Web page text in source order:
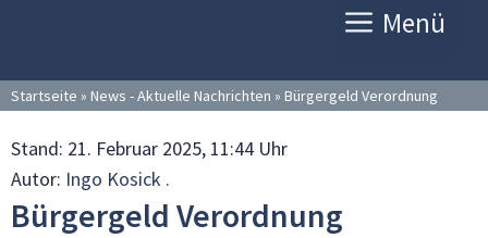
Menü
Startseite » News - Aktuelle Nachrichten » Bürgergeld Verordnung
Stand: 21. Februar 2025, 11:44 Uhr
Autor: Ingo Kosick .
Bürgergeld Verordnung